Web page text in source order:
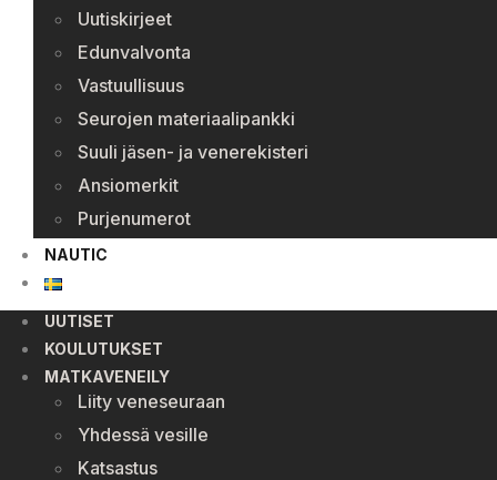
Uutiskirjeet
Edunvalvonta
Vastuullisuus
Seurojen materiaalipankki
Suuli jäsen- ja venerekisteri
Ansiomerkit
Purjenumerot
NAUTIC
UUTISET
KOULUTUKSET
MATKAVENEILY
Liity veneseuraan
Yhdessä vesille
Katsastus